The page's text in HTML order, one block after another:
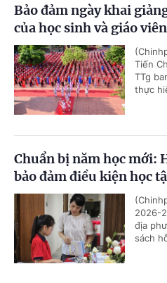
Bảo đảm ngày khai
của học sinh và giáo viên
Tiến
TTg
thực
Chuẩn bị năm học mới:
bảo đảm điều kiện học
2026-
địa
sách